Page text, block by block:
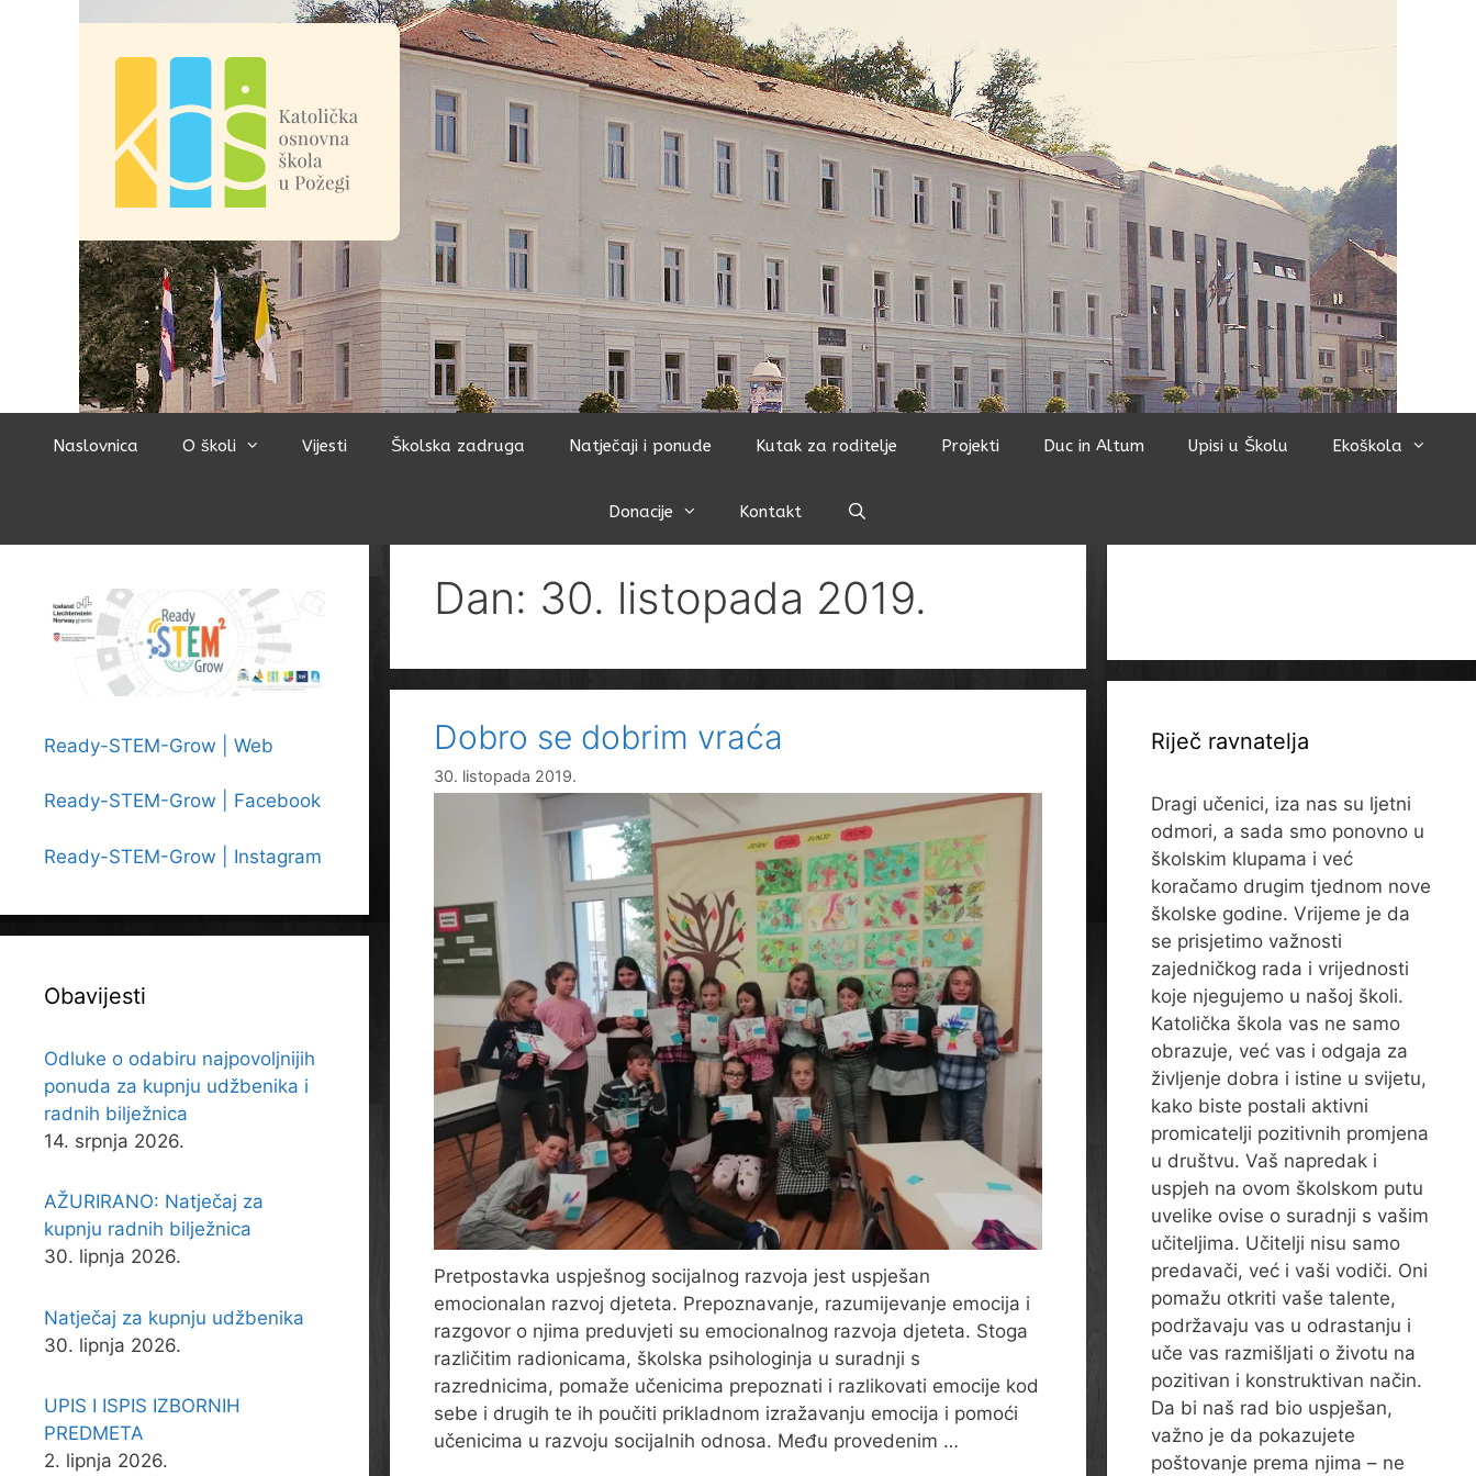
Naslovnica O školi Vijesti Školska zadruga Natječaji i ponude Kutak za roditelje Projekti Duc in Altum Upisi u Školu Ekoškola
Donacije Kontakt
Dan: 30. listopada 2019.
Dobro se dobrim vraća
30. listopada 2019.
Pretpostavka uspješnog socijalnog razvoja jest uspješan
emocionalan razvoj djeteta. Prepoznavanje, razumijevanje emocija i
razgovor o njima preduvjeti su emocionalnog razvoja djeteta. Stoga
različitim radionicama, školska psihologinja u suradnji s
razrednicima, pomaže učenicima prepoznati i razlikovati emocije kod
sebe i drugih te ih poučiti prikladnom izražavanju emocija i pomoći
učenicima u razvoju socijalnih odnosa. Među provedenim …
Ready-STEM-Grow | Web
Ready-STEM-Grow | Facebook
Ready-STEM-Grow | Instagram
Obavijesti
Odluke o odabiru najpovoljnijih
ponuda za kupnju udžbenika i
radnih bilježnica
14. srpnja 2026.
AŽURIRANO: Natječaj za
kupnju radnih bilježnica
30. lipnja 2026.
Natječaj za kupnju udžbenika
30. lipnja 2026.
UPIS I ISPIS IZBORNIH
PREDMETA
2. lipnja 2026.
Riječ ravnatelja
Dragi učenici, iza nas su ljetni
odmori, a sada smo ponovno u
školskim klupama i već
koračamo drugim tjednom nove
školske godine. Vrijeme je da
se prisjetimo važnosti
zajedničkog rada i vrijednosti
koje njegujemo u našoj školi.
Katolička škola vas ne samo
obrazuje, već vas i odgaja za
življenje dobra i istine u svijetu,
kako biste postali aktivni
promicatelji pozitivnih promjena
u društvu. Vaš napredak i
uspjeh na ovom školskom putu
uvelike ovise o suradnji s vašim
učiteljima. Učitelji nisu samo
predavači, već i vaši vodiči. Oni
pomažu otkriti vaše talente,
podržavaju vas u odrastanju i
uče vas razmišljati o životu na
pozitivan i konstruktivan način.
Da bi naš rad bio uspješan,
važno je da pokazujete
poštovanje prema njima – ne